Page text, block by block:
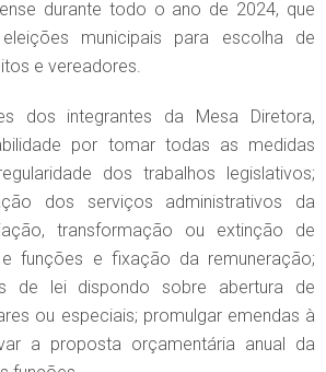
durante todo o ano de 2024, que
municipais para escolha de
e vereadores.
dos integrantes da Mesa Diretora,
por tomar todas as medidas
dos trabalhos legislativos;
dos serviços administrativos da
transformação ou extinção de
funções e fixação da remuneração;
de lei dispondo sobre abertura de
ou especiais; promulgar emendas à
a proposta orçamentária anual da